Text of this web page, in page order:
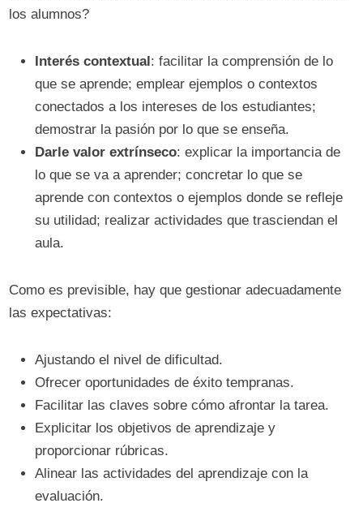
los alumnos?
Interés contextual: facilitar la comprensión de lo
que se aprende; emplear ejemplos o contextos
conectados a los intereses de los estudiantes;
demostrar la pasión por lo que se enseña.
Darle valor extrínseco: explicar la importancia de
lo que se va a aprender; concretar lo que se
aprende con contextos o ejemplos donde se refleje
su utilidad; realizar actividades que trasciendan el
aula.
Como es previsible, hay que gestionar adecuadamente
las expectativas:
Ajustando el nivel de dificultad.
Ofrecer oportunidades de éxito tempranas.
Facilitar las claves sobre cómo afrontar la tarea.
Explicitar los objetivos de aprendizaje y
proporcionar rúbricas.
Alinear las actividades del aprendizaje con la
evaluación.